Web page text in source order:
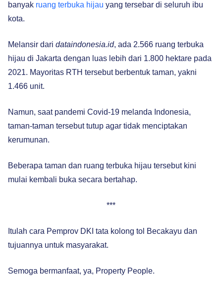
banyak ruang terbuka hijau yang tersebar di seluruh ibu
kota.
Melansir dari dataindonesia.id, ada 2.566 ruang terbuka
hijau di Jakarta dengan luas lebih dari 1.800 hektare pada
2021. Mayoritas RTH tersebut berbentuk taman, yakni
1.466 unit.
Namun, saat pandemi Covid-19 melanda Indonesia,
taman-taman tersebut tutup agar tidak menciptakan
kerumunan.
Beberapa taman dan ruang terbuka hijau tersebut kini
mulai kembali buka secara bertahap.
***
Itulah cara Pemprov DKI tata kolong tol Becakayu dan
tujuannya untuk masyarakat.
Semoga bermanfaat, ya, Property People.